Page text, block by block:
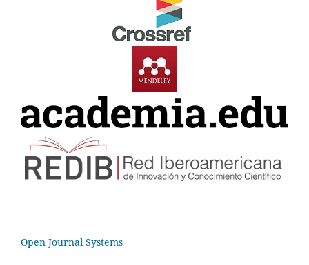
Open Journal Systems